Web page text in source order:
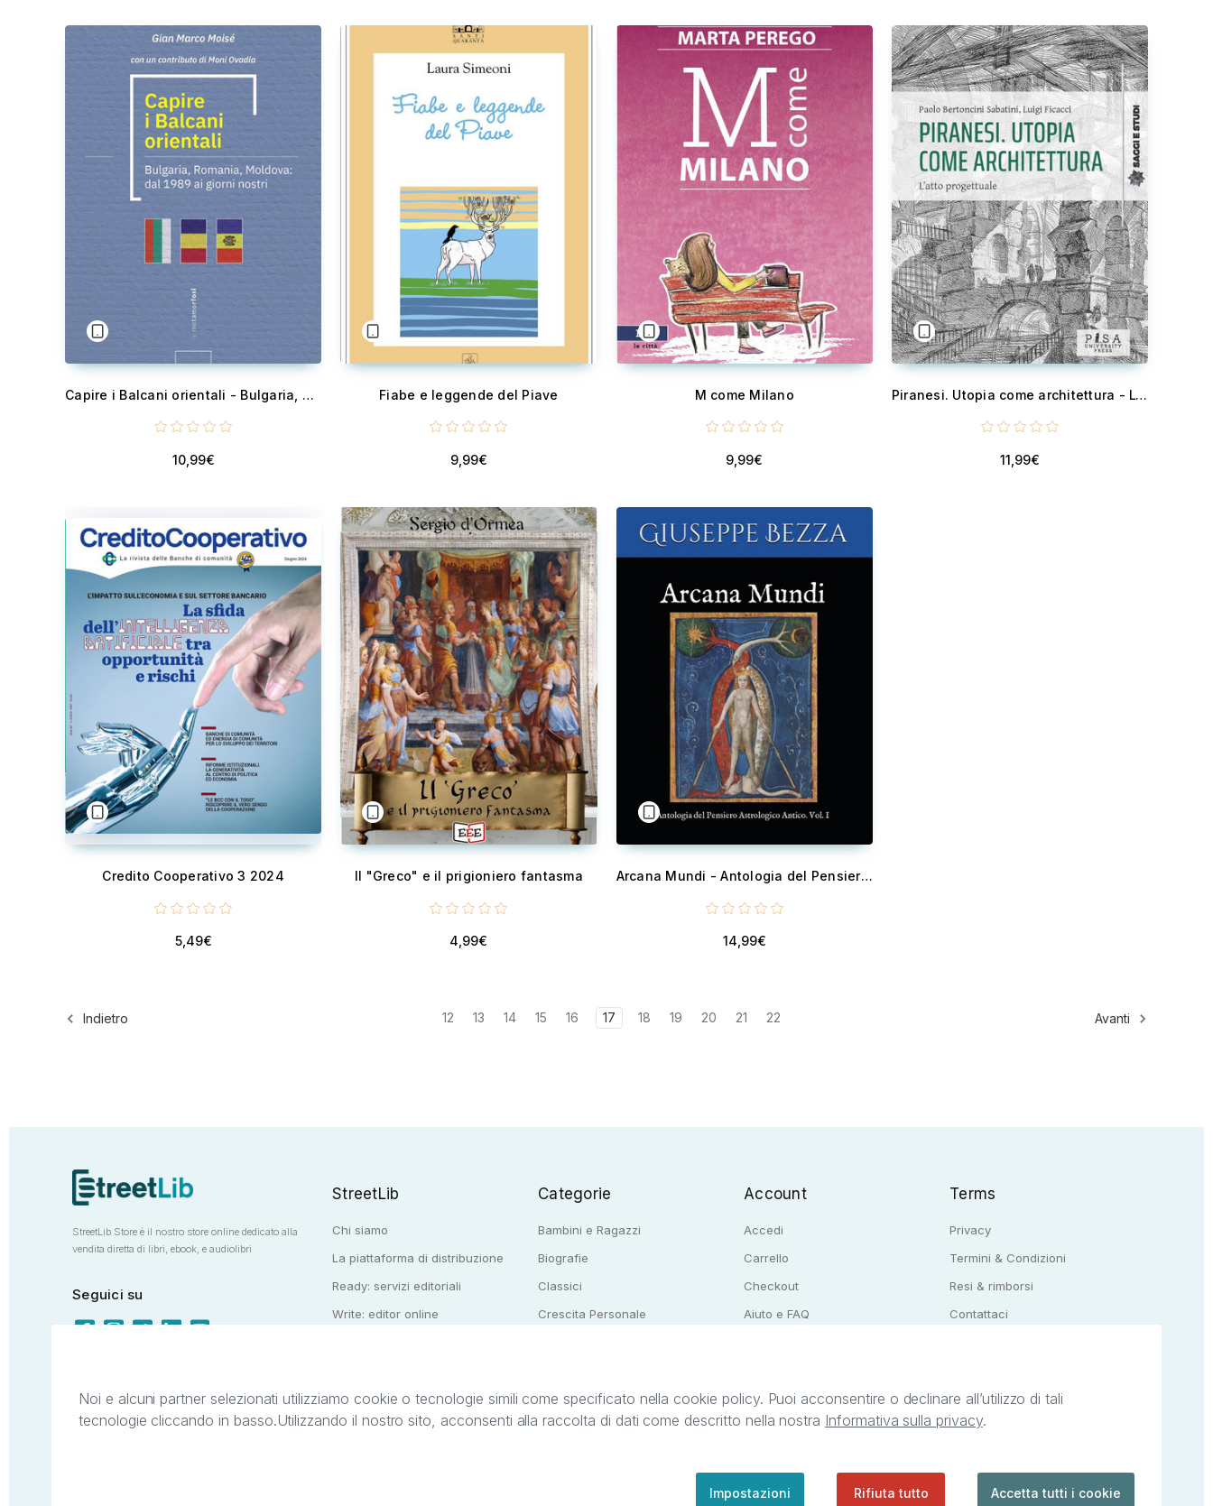
Capire i Balcani orientali - Bulgaria, Romania, Moldova: dal 1989 ai giorni nostri
10,99€
Fiabe e leggende del Piave
9,99€
M come Milano
9,99€
Piranesi. Utopia come architettura - L'atto progettuale
11,99€
Credito Cooperativo 3 2024
5,49€
Il "Greco" e il prigioniero fantasma
4,99€
Arcana Mundi - Antologia del Pensiero Astrologico Antico, Vol. I
14,99€
Indietro 12 13 14 15 16 17 18 19 20 21 22 Avanti
StreetLib Store è il nostro store online dedicato alla
vendita diretta di libri, ebook, e audiolibri
Seguici su
StreetLib
Chi siamo
La piattaforma di distribuzione
Ready: servizi editoriali
Write: editor online
Categorie
Bambini e Ragazzi
Biografie
Classici
Crescita Personale
Account
Accedi
Carrello
Checkout
Aiuto e FAQ
Terms
Privacy
Termini & Condizioni
Resi & rimborsi
Contattaci
Il presente sito web è di proprietà di StreetLib S.r.l. C.F. e P.IVA 05338720963. StreetLib S.r.l. è titolare di tutti i diritti di proprietà intellettuale afferenti ai marchi, loghi e
Noi e alcuni partner selezionati utilizziamo cookie o tecnologie simili come specificato nella cookie policy. Puoi acconsentire o declinare all’utilizzo di tali
tecnologie cliccando in basso.Utilizzando il nostro sito, acconsenti alla raccolta di dati come descritto nella nostra Informativa sulla privacy.
Impostazioni Rifiuta tutto Accetta tutti i cookie